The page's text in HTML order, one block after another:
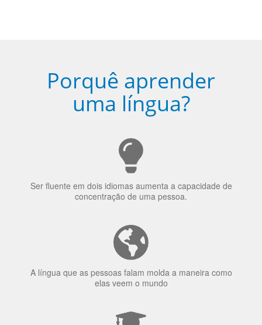
Porquê aprender
uma língua?
concentração de uma pessoa.
elas veem o mundo